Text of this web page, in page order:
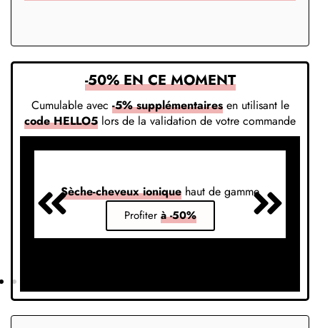
-50% EN CE MOMENT
Cumulable avec -5% supplémentairesen utilisant le
code HELLO5 lors de la validation de votre commande
Sèche-cheveux ionique haut de gamme
Profiter à -50%